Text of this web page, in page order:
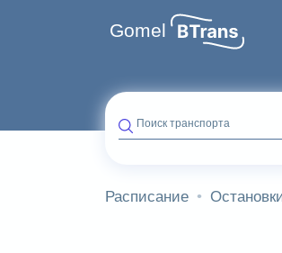
Gomel
Поиск транспорта
Расписание